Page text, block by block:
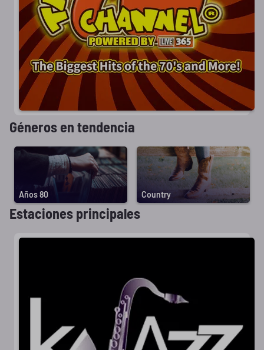
Géneros en tendencia
Años 80 Country
Estaciones principales